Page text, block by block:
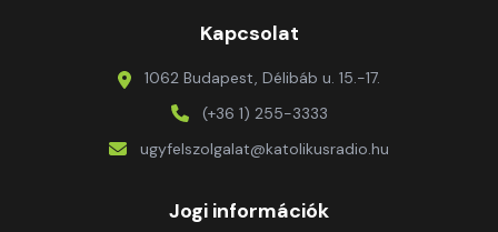
Kapcsolat
1062 Budapest, Délibáb u. 15.-17.
(+36 1) 255-3333
ugyfelszolgalat@katolikusradio.hu
Jogi információk